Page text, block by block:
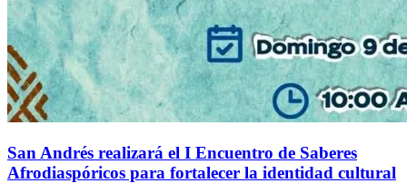
San Andrés realizará el I Encuentro de Saberes
Afrodiaspóricos para fortalecer la identidad cultural